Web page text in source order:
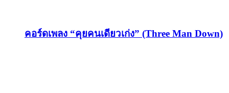
คอร์ดเพลง “คุยคนเดียวเก่ง” (Three Man Down)